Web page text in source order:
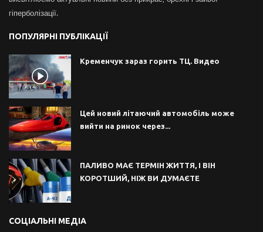
гіперболізації.
ПОПУЛЯРНІ ПУБЛІКАЦІЇ
Кременчук зараз горить ТЦ. Видео
Цей новий літаючий автомобіль може
вийти на ринок через...
ПАЛИВО МАЄ ТЕРМІН ЖИТТЯ, І ВІН
КОРОТШИЙ, НІЖ ВИ ДУМАЄТЕ
СОЦІАЛЬНІ МЕДІА